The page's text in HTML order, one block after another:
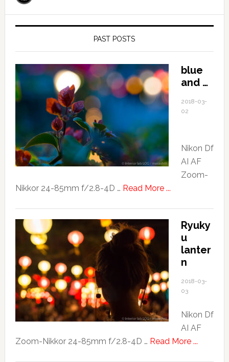
PAST POSTS
blue
and …
2018-03-
02
Nikon Df
AI AF
Zoom-
Nikkor 24-85mm f/2.8-4D … Read More ...about
Ryuky
u
lanter
n
2018-03-
03
Nikon Df
AI AF
Zoom-Nikkor 24-85mm f/2.8-4D … Read More ...about